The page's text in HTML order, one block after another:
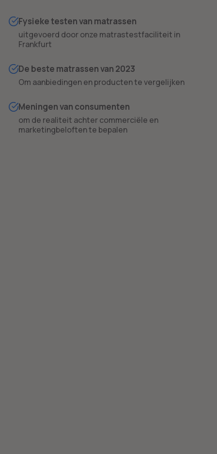
Fysieke testen van matrassen
uitgevoerd door onze matrastestfaciliteit in
Frankfurt
De beste matrassen van 2023
Om aanbiedingen en producten te vergelijken
Meningen van consumenten
om de realiteit achter commerciële en
marketingbeloften te bepalen